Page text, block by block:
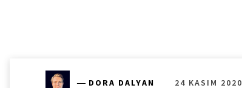
― DORA DALYAN 24 KASIM 2020